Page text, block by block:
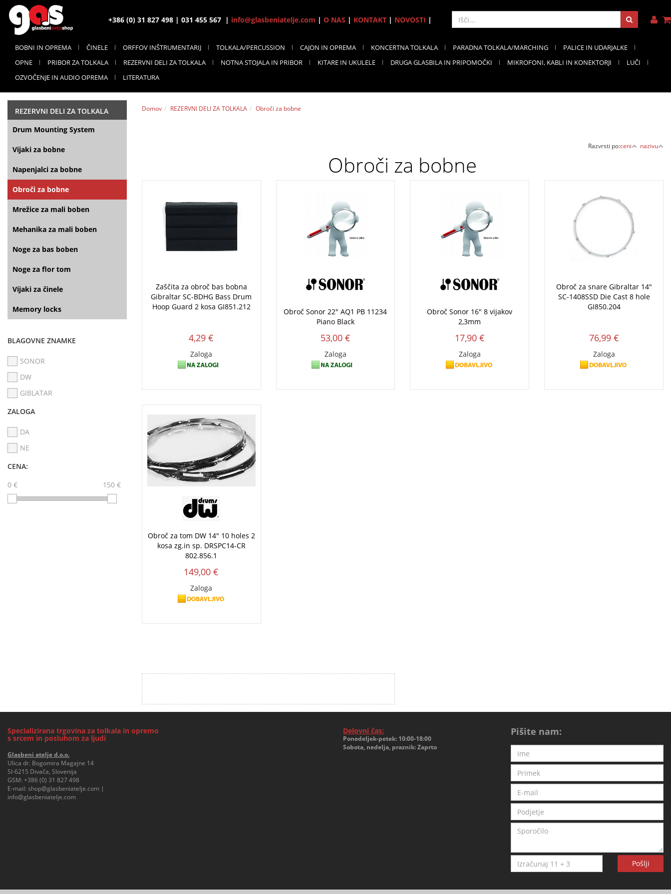
+386 (0) 31 827 498 | 031 455 567 | info@glasbeniatelje.com | O NAS | KONTAKT| NOVOSTI |
BOBNI IN OPREMA ČINELE ORFFOV INŠTRUMENTARIJ TOLKALA/PERCUSSION CAJON IN OPREMA KONCERTNA TOLKALA PARADNA TOLKALA/MARCHING
PALICE IN UDARJALKE
OPNE
PRIBOR ZA TOLKALA REZERVNI DELI ZA TOLKALA NOTNA STOJALA IN PRIBOR KITARE IN UKULELE DRUGA GLASBILA IN PRIPOMOČKI MIKROFONI, KABLI IN KONEKTORJI
LUČI
OZVOČENJE IN AUDIO OPREMA
LITERATURA
REZERVNI DELI ZA TOLKALA
Drum Mounting System
Vijaki za bobne
Napenjalci za bobne
Obroči za bobne
Mrežice za mali boben
Mehanika za mali boben
Noge za bas boben
Noge za flor tom
Vijaki za činele
Memory locks
BLAGOVNE ZNAMKE
SONOR
DW
GIBLATAR
ZALOGA
DA
NE
CENA:
0 €
150 €
Domov REZERVNI DELI ZA TOLKALA Obroči za bobne
Razvrsti po:ceni nazivu
Obroči za bobne
Zaščita za obroč bas bobna
Gibraltar SC-BDHG Bass Drum
Hoop Guard 2 kosa GI851.212
4,29 €
Zaloga
Obroč Sonor 22" AQ1 PB 11234
Piano Black
53,00 €
Zaloga
Obroč Sonor 16" 8 vijakov
2,3mm
17,90 €
Zaloga
Obroč za snare Gibraltar 14"
SC-1408SSD Die Cast 8 hole
GI850.204
76,99 €
Zaloga
Obroč za tom DW 14" 10 holes 2
kosa zg.in sp. DRSPC14-CR
802.856.1
149,00 €
Zaloga
Specializirana trgovina za tolkala in opremo
s srcem in posluhom za ljudi
Glasbeni atelje d.o.o.
Ulica dr. Bogomira Magajne 14
SI-6215 Divača, Slovenija
GSM: +386 (0) 31 827 498
E-mail: shop@glasbeniatelje.com |
info@glasbeniatelje.com
Delovni čas:
Ponedeljek-petek: 10:00-18:00
Sobota, nedelja, praznik: Zaprto
Pišite nam:
Pošlji